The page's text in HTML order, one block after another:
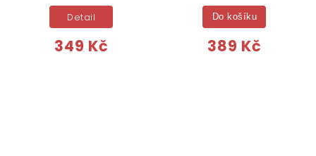
349 Kč
Detail
389 Kč
Do košíku